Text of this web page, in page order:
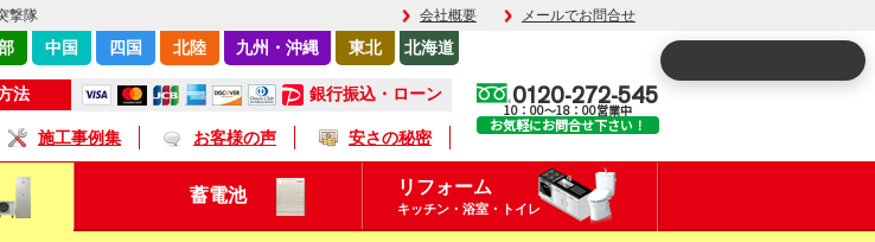
撃隊 会社概要 メールでお問合せ
法 銀行振込・ローン
施工事例集 お客様の声 安さの秘密
中国 四国 北陸 九州・沖縄 東北 北海道
0120-272-545
10：00～18：00営業中
お気軽にお問合せ下さい！
蓄電池 リフォーム
キッチン・浴室・トイレ